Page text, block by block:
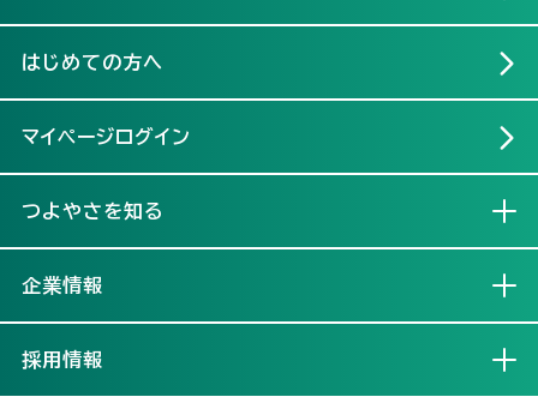
はじめての方へ
マイページログイン
つよやさを知る
企業情報
採用情報